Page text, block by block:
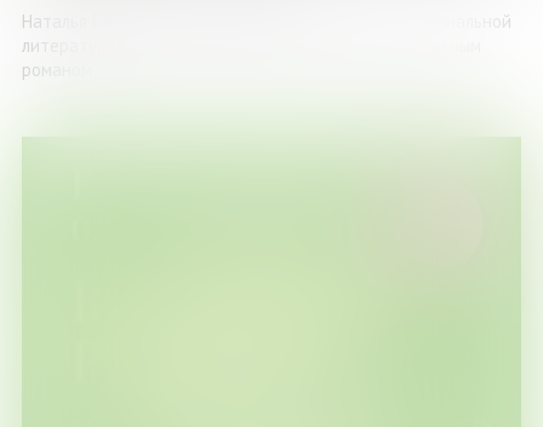
Наталья Елецкая – писатель-прозаик, лауреат национальной
литературной премии «Рукопись года». Своим дебютным
романом ...